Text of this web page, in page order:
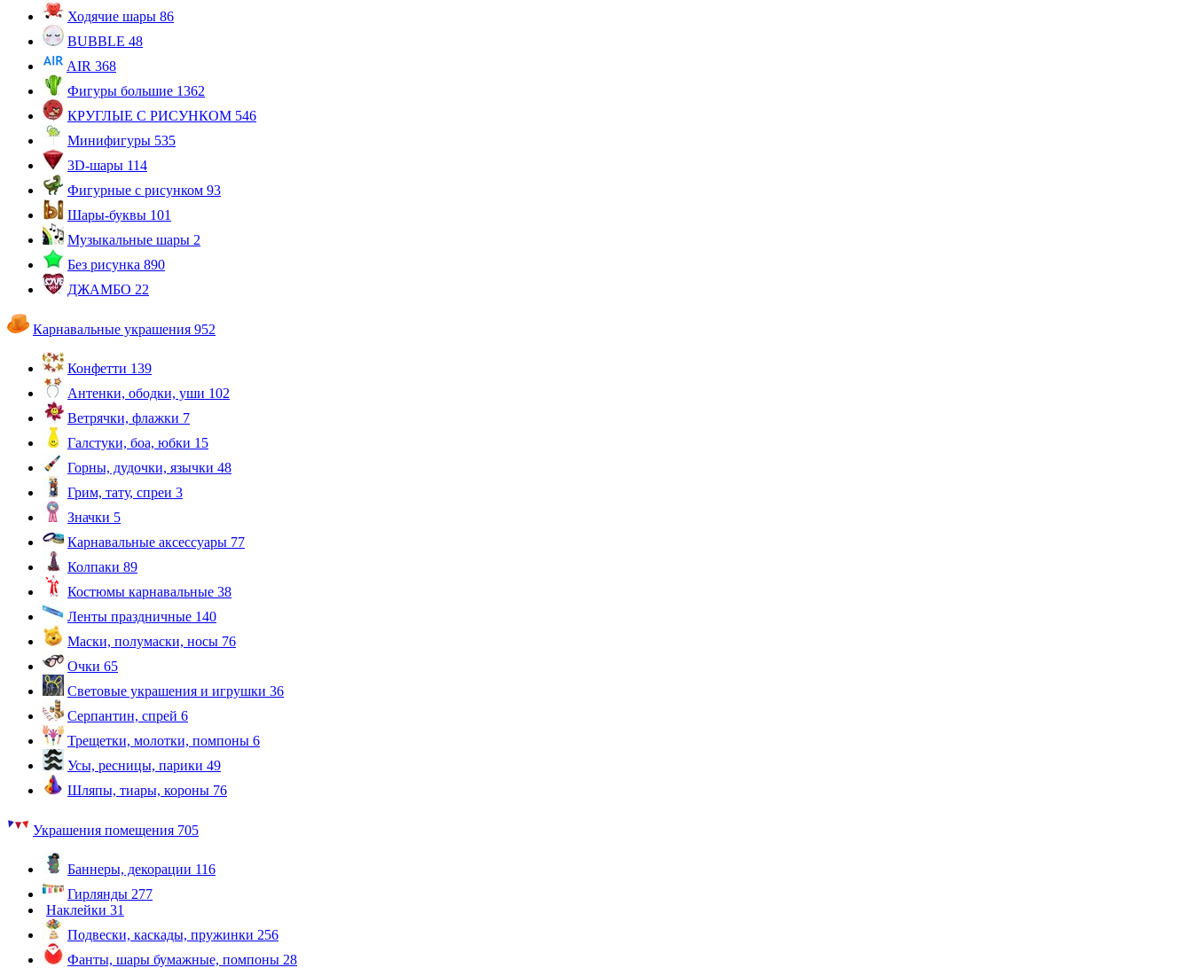
Ходячие шары 86
BUBBLE 48
AIR 368
Фигуры большие 1362
КРУГЛЫЕ С РИСУНКОМ 546
Минифигуры 535
3D-шары 114
Фигурные с рисунком 93
Шары-буквы 101
Музыкальные шары 2
Без рисунка 890
ДЖАМБО 22
Карнавальные украшения 952
Конфетти 139
Антенки, ободки, уши 102
Ветрячки, флажки 7
Галстуки, боа, юбки 15
Горны, дудочки, язычки 48
Грим, тату, спреи 3
Значки 5
Карнавальные аксессуары 77
Колпаки 89
Костюмы карнавальные 38
Ленты праздничные 140
Маски, полумаски, носы 76
Очки 65
Световые украшения и игрушки 36
Серпантин, спрей 6
Трещетки, молотки, помпоны 6
Усы, ресницы, парики 49
Шляпы, тиары, короны 76
Украшения помещения 705
Баннеры, декорации 116
Гирлянды 277
Наклейки 31
Подвески, каскады, пружинки 256
Фанты, шары бумажные, помпоны 28